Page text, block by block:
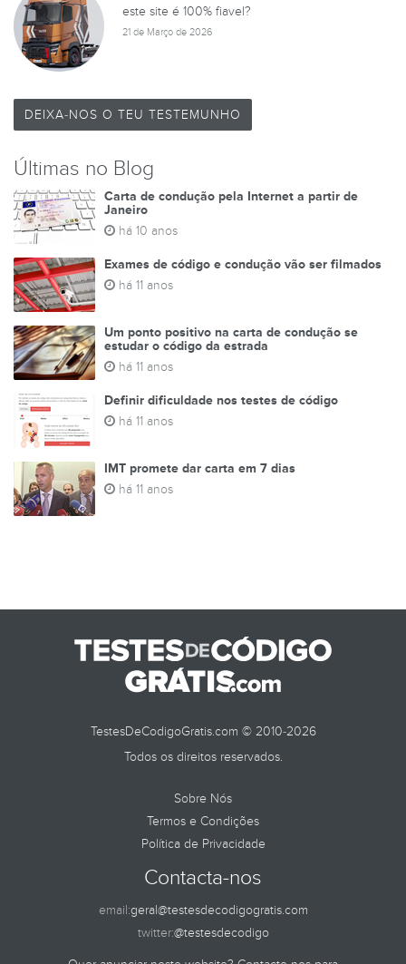
este site é 100% fiavel?
21 de Março de 2026
DEIXA-NOS O TEU TESTEMUNHO
Últimas no Blog
Carta de condução pela Internet a partir de
Janeiro
há 10 anos
Exames de código e condução vão ser filmados
há 11 anos
Um ponto positivo na carta de condução se
estudar o código da estrada
há 11 anos
Definir dificuldade nos testes de código
há 11 anos
IMT promete dar carta em 7 dias
há 11 anos
TestesDeCodigoGratis.com © 2010-2026
Todos os direitos reservados.
Sobre Nós
Termos e Condições
Política de Privacidade
Contacta-nos
email:geral@testesdecodigogratis.com
twitter:@testesdecodigo